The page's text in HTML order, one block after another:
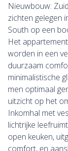
Nieuwbouw:
zichten gelegen
South op een
Het
worden in een
duurzaam
minimalistische
men optimaal
uitzicht op het
Inkomhal met
lichtrijke
open keuken,
comfort, en